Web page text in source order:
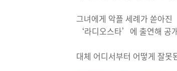
그녀에게 악플 세례가 쏟아
‘라디오스타’에 출연해 공
대체 어디서부터 어떻게 잘못